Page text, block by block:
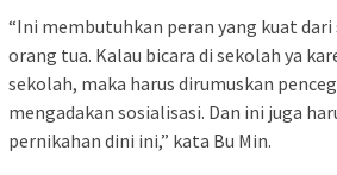
“Ini membutuhkan peran yang kuat
orang tua. Kalau bicara di sekolah ya
sekolah, maka harus dirumuskan
mengadakan sosialisasi. Dan ini juga
pernikahan dini ini,” kata Bu Min.